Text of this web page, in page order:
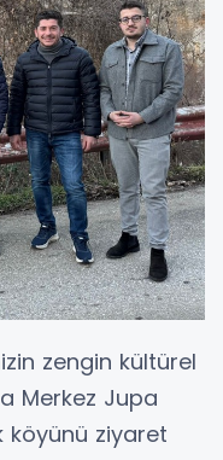
zengin kültürel
Merkez Jupa
köyünü ziyaret